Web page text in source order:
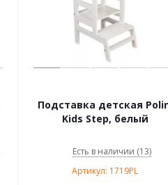
Подставка детская
Kids Step, белый
Есть в наличии (13)
Артикул: 1719PL